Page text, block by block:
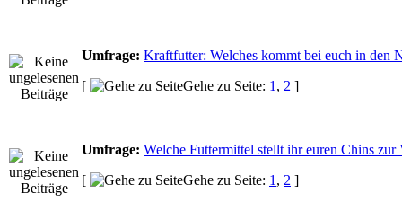
Umfrage: Kraftfutter: Welches kommt bei euch in den
[
Gehe zu Seite: 1 , 2 ]
Umfrage: Welche Futtermittel stellt ihr euren Chins zur
[
Gehe zu Seite: 1 , 2 ]